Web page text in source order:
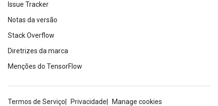
Issue Tracker
Notas da versão
Stack Overflow
Diretrizes da marca
Menções do TensorFlow
Termos de Serviço Privacidade
Manage cookies